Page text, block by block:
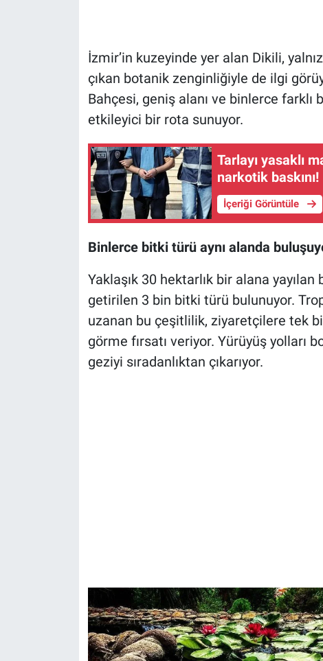
İzmir’in kuzeyinde yer alan Dikili,
çıkan botanik zenginliğiyle de ilgi
Bahçesi, geniş alanı ve binlerce
etkileyici bir rota sunuyor.
Tarlayı yasaklı
narkotik baskını!
İçeriği Görüntüle
Binlerce bitki türü aynı alanda
Yaklaşık 30 hektarlık bir alana
getirilen 3 bin bitki türü bulunuyor.
uzanan bu çeşitlilik, ziyaretçilere tek
görme fırsatı veriyor. Yürüyüş yolları
geziyi sıradanlıktan çıkarıyor.